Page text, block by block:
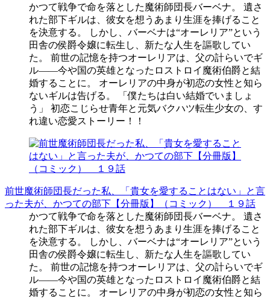
かつて戦争で命を落とした魔術師団長バーベナ。 遺さ
れた部下ギルは、彼女を想うあまり生涯を捧げること
を決意する。 しかし、バーベナは“オーレリア”という
田舎の侯爵令嬢に転生し、新たな人生を謳歌してい
た。 前世の記憶を持つオーレリアは、父の計らいでギ
ル――今や国の英雄となったロストロイ魔術伯爵と結
婚することに。 オーレリアの中身が初恋の女性と知ら
ないギルは告げる。 「僕たちは白い結婚でいましょ
う」 初恋こじらせ青年と元気バクハツ転生少女の、す
れ違い恋愛ストーリー！！
前世魔術師団長だった私、「貴女を愛することはない」と言
った夫が、かつての部下【分冊版】（コミック） １９話
かつて戦争で命を落とした魔術師団長バーベナ。 遺さ
れた部下ギルは、彼女を想うあまり生涯を捧げること
を決意する。 しかし、バーベナは“オーレリア”という
田舎の侯爵令嬢に転生し、新たな人生を謳歌してい
た。 前世の記憶を持つオーレリアは、父の計らいでギ
ル――今や国の英雄となったロストロイ魔術伯爵と結
婚することに。 オーレリアの中身が初恋の女性と知ら